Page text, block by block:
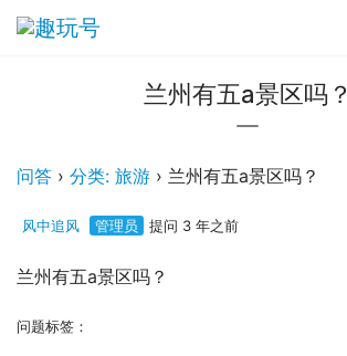
兰州有五a景区吗？
问答 › 分类: 旅游 › 兰州有五a景区吗？
风中追风 管理员 提问 3 年之前
兰州有五a景区吗？
问题标签：